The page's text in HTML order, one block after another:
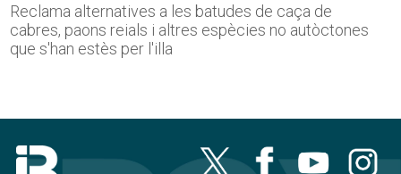
Reclama alternatives a les batudes de caça de
cabres, paons reials i altres espècies no autòctones
que s'han estès per l'illa